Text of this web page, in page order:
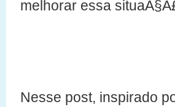
melhorar essa
Nesse post, inspirado